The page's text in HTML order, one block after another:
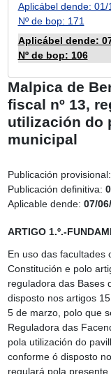
Aplicábel dende: 01/
Nº de bop: 171
Aplicábel dende:
Nº de bop: 106
Malpica de
fiscal nº 13,
utilización do
municipal
Publicación provisional:
Publicación definitiva:
Aplicable dende: 07/
ARTIGO 1.º.-
En uso das facultades
Constitución e polo
reguladora das Bases
disposto nos artigos
5 de marzo, polo que
Reguladora das
pola utilización do
conforme ó disposto
regulará pola